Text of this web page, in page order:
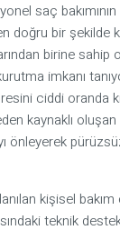
saç
doğru bir şekilde
birine
imkanı
ciddi oranda
kaynaklı
önleyerek
kişisel
teknik